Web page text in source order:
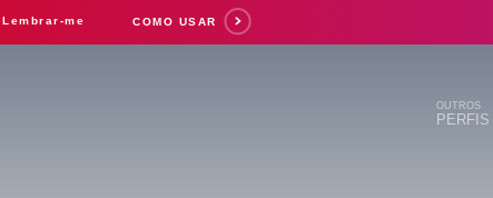
OUTROS
PERFIS
Lembrar-me COMO USAR